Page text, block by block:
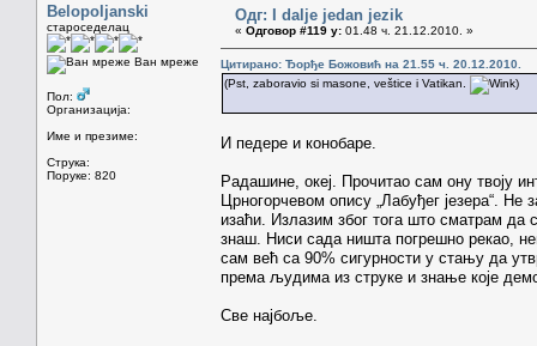
Belopoljanski
староседелац
Ван мреже
Пол:
Организација:
Име и презиме:
Струка:
Поруке: 820
Одг: I dalje jedan jezik
« Одговор #119 у: 01.48 ч. 21.12.2010. »
Цитирано: Ђорђе Божовић на 21.55 ч. 20.12.2010.
(Pst, zaboravio si masone, veštice i Vatikan.
)
И педере и конобаре.
Радашине, океј. Прочитао сам ону твоју
Црногорчевом опису „Лабуђег језера“.
изаћи. Излазим због тога што сматрам да
знаш. Ниси сада ништа погрешно рекао,
сам већ са 90% сигурности у стању да
према људима из струке и знање које
Све најбоље.